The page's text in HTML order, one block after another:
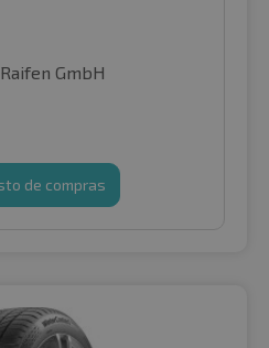
GmbH
de compras